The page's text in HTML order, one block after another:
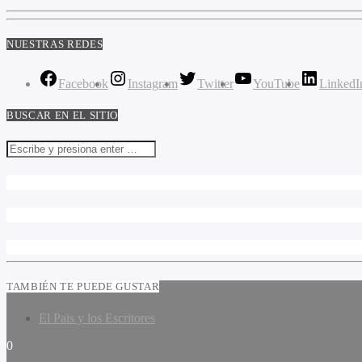
NUESTRAS REDES
Facebook Instagram Twitter YouTube
BUSCAR EN EL SITIO
TAMBIÉN TE PUEDE GUSTAR
El Pais y los Escritores
0